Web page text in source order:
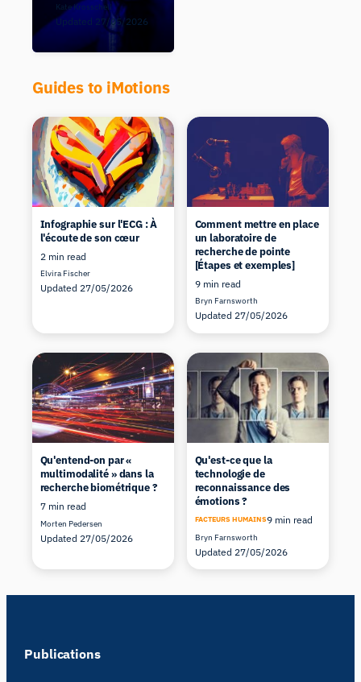
Kate Krosschell
Updated 27/05/2026
Guides to iMotions
Infographie sur l'ECG : À
l'écoute de son cœur
2 min read
Elvira Fischer
Updated 27/05/2026
Comment mettre en place
un laboratoire de
recherche de pointe
[Étapes et exemples]
9 min read
Bryn Farnsworth
Updated 27/05/2026
Qu'entend-on par «
multimodalité » dans la
recherche biométrique ?
7 min read
Morten Pedersen
Updated 27/05/2026
Qu'est-ce que la
technologie de
reconnaissance des
émotions ?
FACTEURS HUMAINS9 min read
Bryn Farnsworth
Updated 27/05/2026
Publications